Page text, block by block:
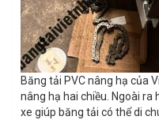
Băng tải PVC nâng hạ của
nâng hạ hai chiều. Ngoài
xe giúp băng tải có thể di